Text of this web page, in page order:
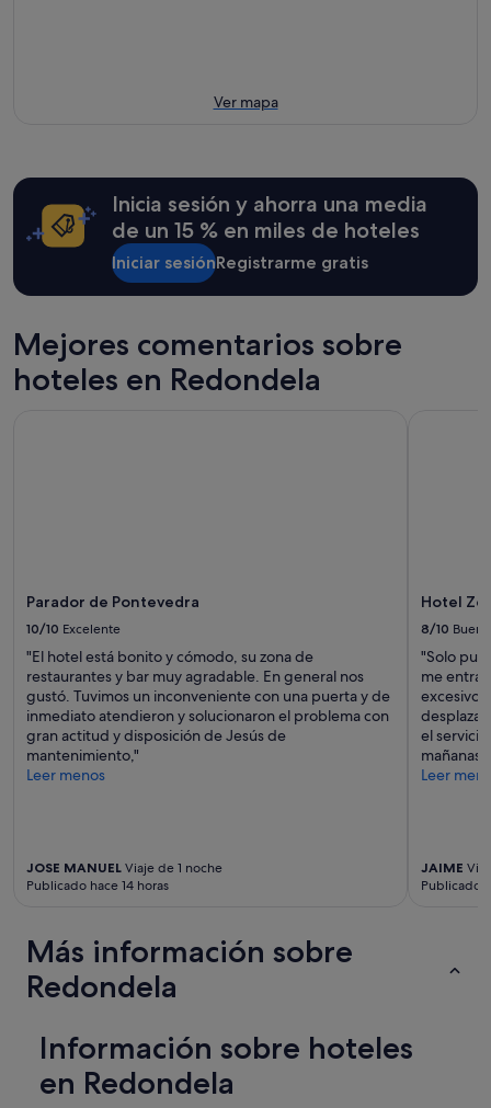
Ver mapa
Inicia sesión y ahorra una media
de un 15 % en miles de hoteles
Iniciar sesiónRegistrarme gratis
Mejores comentarios sobre
hoteles en Redondela
Parador de Pontevedra
10/10 Excelente
"El hotel está bonito y cómodo, su zona de
restaurantes y bar muy agradable. En general nos
gustó. Tuvimos un inconveniente con una puerta y de
inmediato atendieron y solucionaron el problema con
gran actitud y disposición de Jesús de
mantenimiento,"
Leer menos
JOSE MANUEL Viaje de 1 noche
Publicado hace 14 horas
Hotel
8/10 Bueno
"Solo
me
excesivo;
el
mañanas
Leer
JAIME
Publicado
Más información sobre
Redondela
Información sobre hoteles
en Redondela